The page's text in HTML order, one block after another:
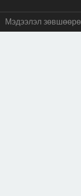
Мэдээлэл